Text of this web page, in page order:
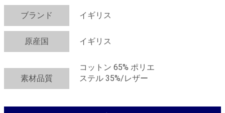
ブランド イギリス
原産国 イギリス
素材品質
コットン 65% ポリエ
ステル 35%/レザー